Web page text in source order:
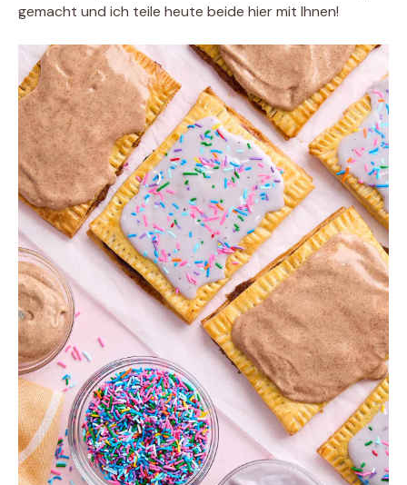
gemacht und ich teile heute beide hier mit Ihnen!